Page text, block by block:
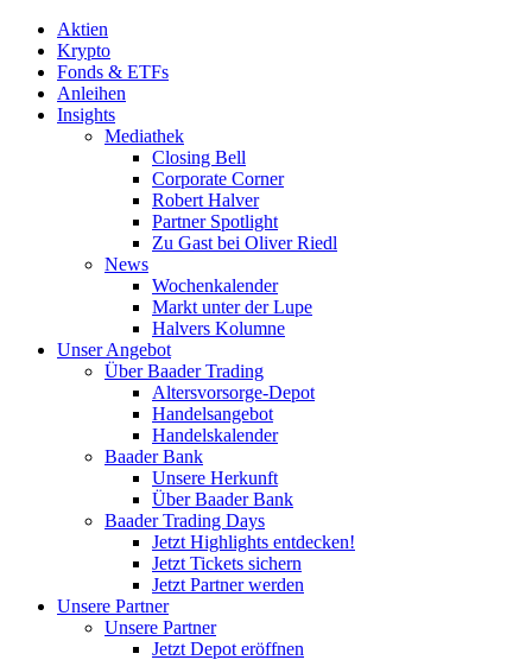
Aktien
Krypto
Fonds & ETFs
Anleihen
Insights
Mediathek
Closing Bell
Corporate Corner
Robert Halver
Partner Spotlight
Zu Gast bei Oliver Riedl
News
Wochenkalender
Markt unter der Lupe
Halvers Kolumne
Unser Angebot
Über Baader Trading
Altersvorsorge-Depot
Handelsangebot
Handelskalender
Baader Bank
Unsere Herkunft
Über Baader Bank
Baader Trading Days
Jetzt Highlights entdecken!
Jetzt Tickets sichern
Jetzt Partner werden
Unsere Partner
Unsere Partner
Jetzt Depot eröffnen